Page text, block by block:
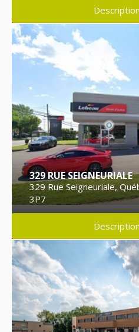
329 RUE SEIGNEURIALE
329 Rue Seigneuriale,
3P7